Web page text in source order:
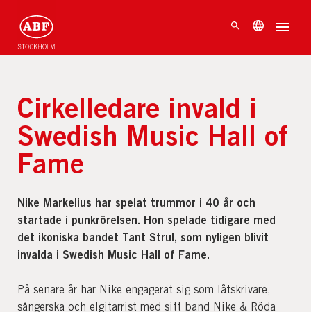
Cirkelledare invald i
Swedish Music Hall of
Fame
Nike Markelius har spelat trummor i 40 år och
startade i punkrörelsen. Hon spelade tidigare med
det ikoniska bandet Tant Strul, som nyligen blivit
invalda i Swedish Music Hall of Fame.
På senare år har Nike engagerat sig som låtskrivare,
sångerska och elgitarrist med sitt band Nike & Röda